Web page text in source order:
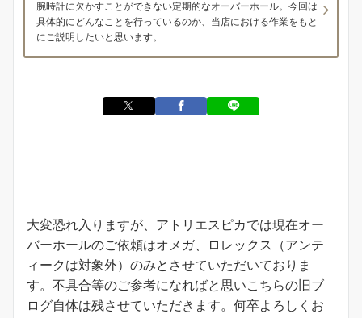
腕時計に欠かすことができない定期的なオーバーホール。今回は
具体的にどんなことを行っているのか、当店における作業をもと
にご説明したいと思います。
大変恐れ入りますが、アトリエスピカでは現在オー
バーホールのご依頼はオメガ、ロレックス（アンテ
ィークは対象外）のみとさせていただいておりま
す。不具合等のご参考になればと思いこちらの旧ブ
ログ自体は残させていただきます。何卒よろしくお